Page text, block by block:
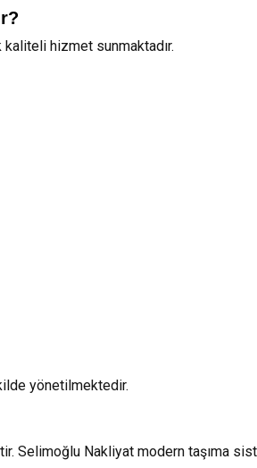
hizmet sunmaktadır.
yönetilmektedir.
Selimoğlu Nakliyat modern taşıma